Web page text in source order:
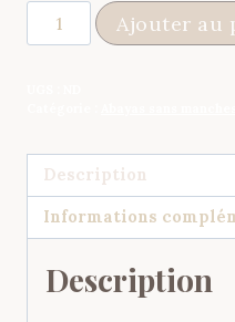
quantité
de
manches
Ajouter au
Description
Informations
Description